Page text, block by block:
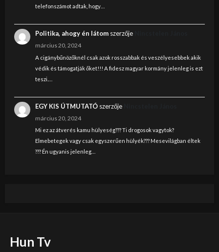
telefonszámot adtak, hogy…
Politika, ahogy én látomszerzője
március 20, 2024
A cigánybűnözőknél csak azok rosszabbak és veszélyesebbek akik
védik és támogatják őket!!! A fidesz magyar kormány jelenleg is ezt
teszi.…
EGY KIS ÚTMUTATÓszerzője
március 20, 2024
Mi ez az átverés kamu hülyeség??? Ti drogosok vagytok?
Elmebetegek vagy csak egyszerűen hülyék??? Mesevilágban éltek
??? Én ugyanis jelenleg…
Hun Tv